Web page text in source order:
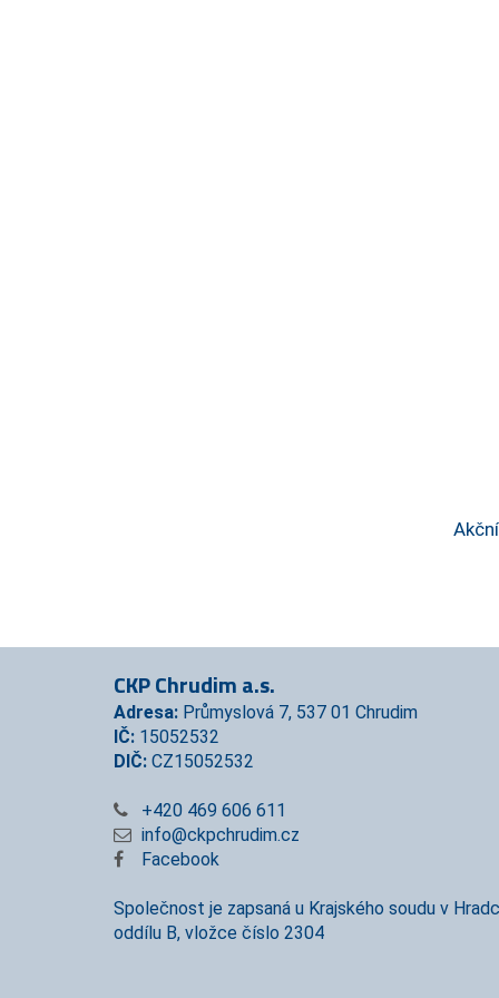
CKP Chrudim a.s.
Adresa: Průmyslová 7, 537 01 Chrudim
IČ: 15052532
DIČ: CZ15052532
+420 469 606 611
info@ckpchrudim.cz
Facebook
Společnost je zapsaná u Krajského soudu v
oddílu B, vložce číslo 2304